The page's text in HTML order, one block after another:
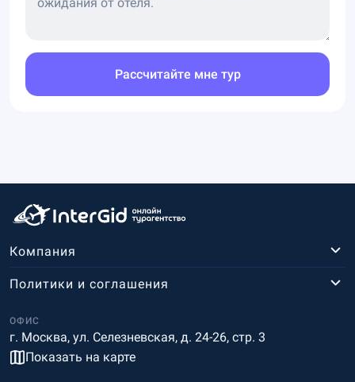
Рассчитайте мне тур
Компания
ОФИС
г. Москва, ул. Селезневская, д. 24-26, стр. 3
Показать на карте
Политики и соглашения